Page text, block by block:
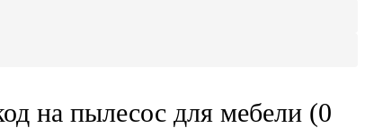
на пылесос для мебели (0